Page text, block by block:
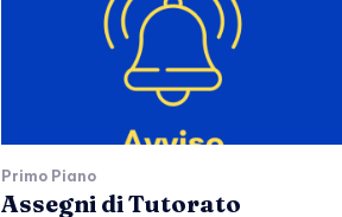
Primo Piano
Assegni di Tutorato